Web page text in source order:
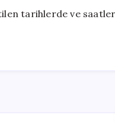
tarihlerde ve